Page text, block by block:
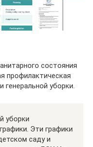
состояния
профилактическая
уборки.
уборки
Эти графики
саду и